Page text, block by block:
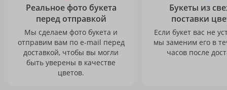
Реальное фото букета
перед отправкой
Мы сделаем фото букета и
отправим вам по e-mail перед
доставкой, чтобы вы могли
быть уверены в качестве
цветов.
Букеты из
поставки
Если букет вас не
мы заменим его в
часов после